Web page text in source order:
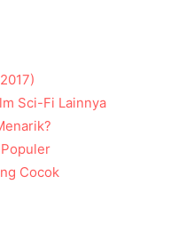
Sci-Fi Lainnya
Cocok